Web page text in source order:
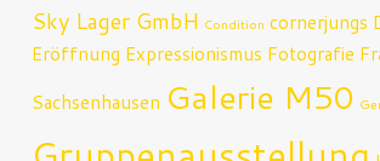
Sky Lager GmbH Condition cornerjungs
Eröffnung Expressionismus Fotografie
Sachsenhausen Galerie M50